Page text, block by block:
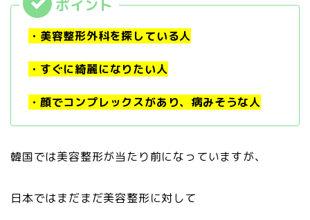
・美容整形外科を探している人
・すぐに綺麗になりたい人
・顔でコンプレックスがあり、病みそうな人
韓国では美容整形が当たり前になっていますが、
日本ではまだまだ美容整形に対して